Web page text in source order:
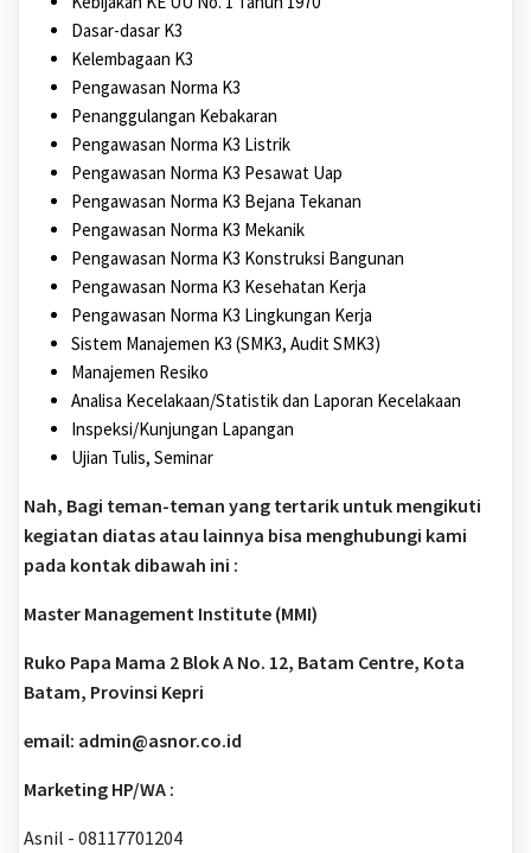
Dasar-dasar K3
Kelembagaan K3
Pengawasan Norma K3
Penanggulangan Kebakaran
Pengawasan Norma K3 Listrik
Pengawasan Norma K3 Pesawat Uap
Pengawasan Norma K3 Bejana Tekanan
Pengawasan Norma K3 Mekanik
Pengawasan Norma K3 Konstruksi Bangunan
Pengawasan Norma K3 Kesehatan Kerja
Pengawasan Norma K3 Lingkungan Kerja
Sistem Manajemen K3 (SMK3, Audit SMK3)
Manajemen Resiko
Analisa Kecelakaan/Statistik dan Laporan Kecelakaan
Inspeksi/Kunjungan Lapangan
Ujian Tulis, Seminar
Nah, Bagi teman-teman yang tertarik untuk mengikuti
kegiatan diatas atau lainnya bisa menghubungi kami
pada kontak dibawah ini :
Master Management Institute (MMI)
Ruko Papa Mama 2 Blok A No. 12, Batam Centre, Kota
Batam, Provinsi Kepri
email: admin@asnor.co.id
Marketing HP/WA :
Asnil - 08117701204